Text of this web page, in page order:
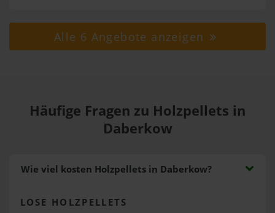
Alle 6 Angebote anzeigen
Häufige Fragen zu Holzpellets in
Daberkow
Wie viel kosten Holzpellets in Daberkow?
LOSE HOLZPELLETS